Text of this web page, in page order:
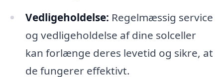
Vedligeholdelse: Regelmæssig service
og vedligeholdelse af dine solceller
kan forlænge deres levetid og sikre, at
de fungerer effektivt.